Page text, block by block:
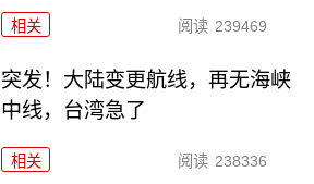
相关 阅读 239469
突发！大陆变更航线，再无海峡
中线，台湾急了
相关 阅读 238336